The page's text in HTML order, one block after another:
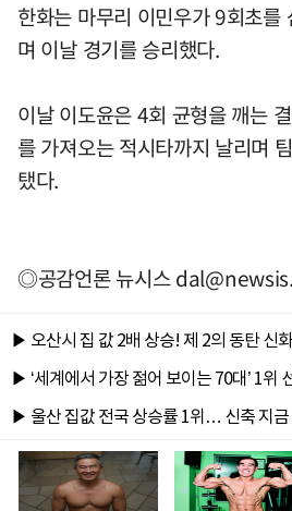
한화는 마무리 이민우가 9회초를
며 이날 경기를 승리했다.
이날 이도윤은 4회 균형을 깨는
를 가져오는 적시타까지 날리며
탰다.
◎공감언론 뉴시스